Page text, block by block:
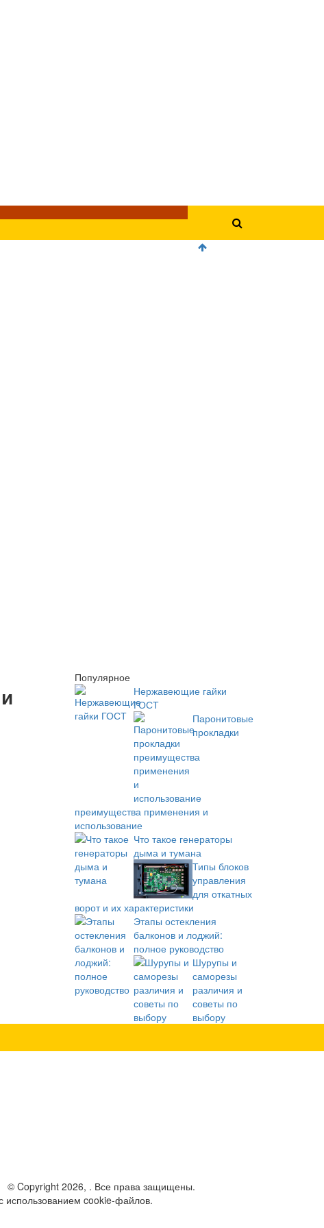
Популярное
Нержавеющие гайки
ГОСТ
Паронитовые
прокладки
преимущества применения и
использование
Что такое генераторы
дыма и тумана
Типы блоков
управления
для откатных
ворот и их характеристики
Этапы остекления
балконов и лоджий:
полное руководство
Шурупы и
саморезы
различия и
советы по
выбору
© Copyright 2026, . Все права защищены.
использованием cookie-файлов.